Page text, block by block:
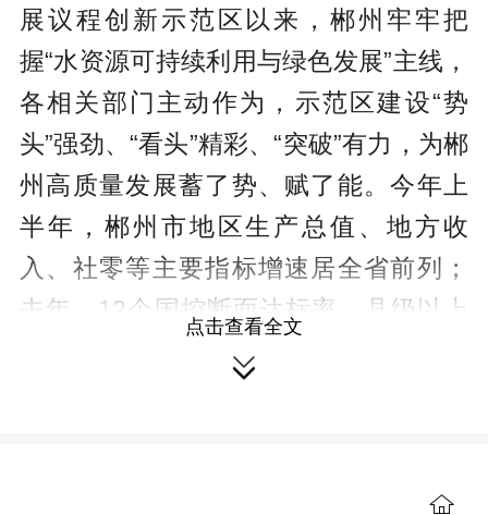
展议程创新示范区以来，郴州牢牢把
握“水资源可持续利用与绿色发展”主线，
各相关部门主动作为，示范区建设“势
头”强劲、“看头”精彩、“突破”有力，为郴
州高质量发展蓄了势、赋了能。今年上
半年，郴州市地区生产总值、地方收
入、社零等主要指标增速居全省前列；
去年，12个国控断面达标率、县级以上
饮用水水源地达标率、农村饮水安全覆
展和生态文明建设的战略高度，结合郴
点击查看全文
